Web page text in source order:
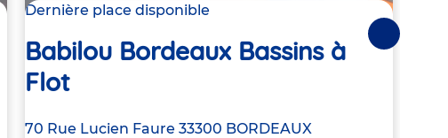
Dernière place disponible
Babilou Bordeaux Bassins à
Flot
Adresse
70 Rue Lucien Faure 33300 BORDEAUX
Suivantes